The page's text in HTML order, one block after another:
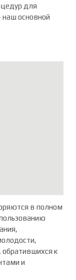
для
наш основной
в полном
обратившихся к
и